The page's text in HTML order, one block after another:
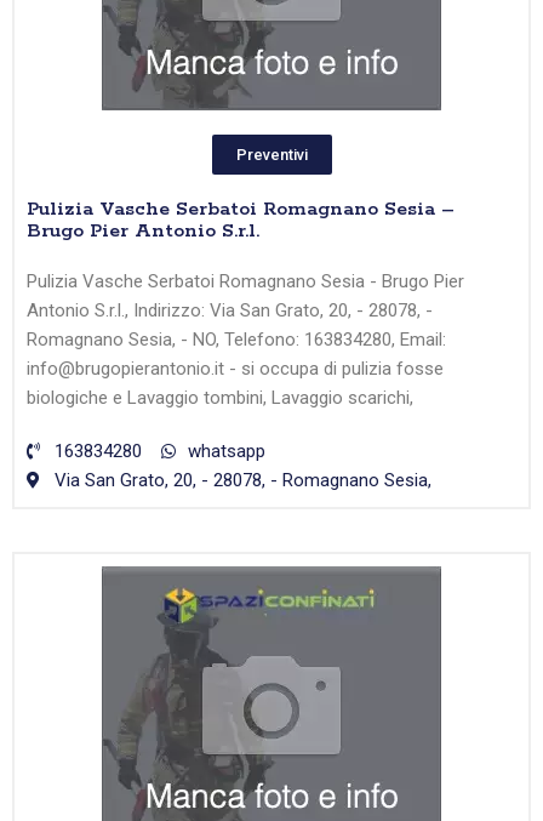
Preventivi
Pulizia Vasche Serbatoi Romagnano Sesia –
Brugo Pier Antonio S.r.l.
Pulizia Vasche Serbatoi Romagnano Sesia - Brugo Pier
Antonio S.r.l., Indirizzo: Via San Grato, 20, - 28078, -
Romagnano Sesia, - NO, Telefono: 163834280, Email:
info@brugopierantonio.it - si occupa di pulizia fosse
biologiche e Lavaggio tombini, Lavaggio scarichi,
163834280
whatsapp
Via San Grato, 20, - 28078, - Romagnano Sesia,